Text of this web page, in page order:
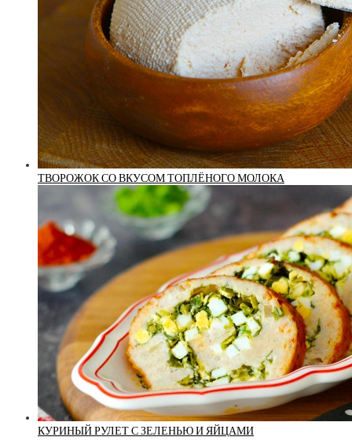
ТВОРОЖОК СО ВКУСОМ ТОПЛЁНОГО МОЛОКА
КУРИНЫЙ РУЛЕТ С ЗЕЛЕНЬЮ И ЯЙЦАМИ